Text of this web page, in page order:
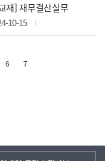
재] 재무결산실무
10-15
6 7